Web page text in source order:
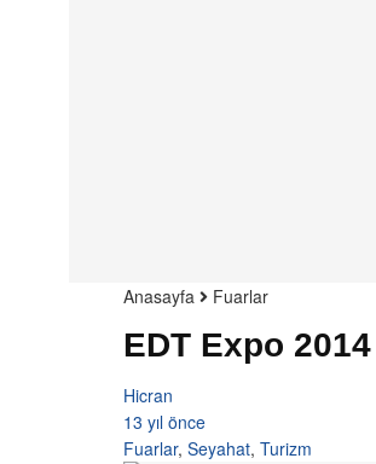
Anasayfa Fuarlar
EDT Expo 2014
Hicran
13 yıl önce
Fuarlar, Seyahat, Turizm